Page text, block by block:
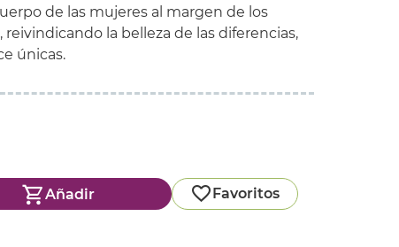
de las mujeres al margen de los
la belleza de las diferencias,
únicas.
Añadir Favoritos